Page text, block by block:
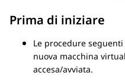
Prima di iniziare
Le procedure
nuova macchina
accesa/avviata.